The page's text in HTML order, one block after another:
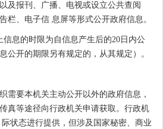
及报刊、广播、电视或设立公共查阅
栏、电子信 息屏等形式公开政府信息。
息的时限为自信息产生后的20日内公
公开的期限另有规定的，从其规定）。
要本机关主动公开以外的政府信息，
真等途径向行政机关申请获取。行政机
状态进行提供，但涉及国家秘密、商业